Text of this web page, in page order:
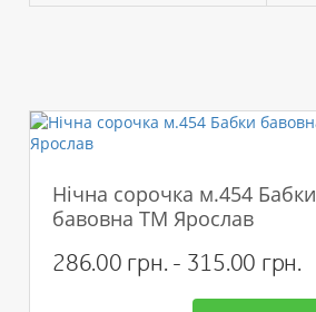
Рейтинг:
Нічна сорочка м.454 Бабки
бавовна ТМ Ярослав
286.00 грн. - 315.00 грн.